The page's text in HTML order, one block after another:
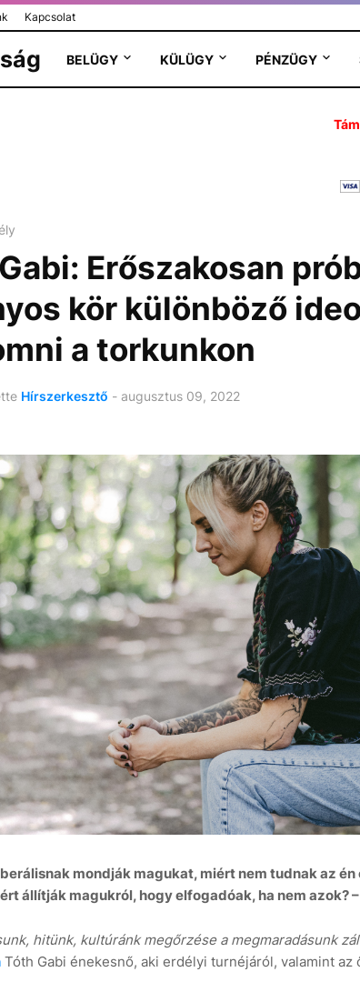
Kapcsolat
BELÜGY KÜLÜGY PÉNZÜGY
Erőszakosan
kör különböző
a torkunkon
Hírszerkesztő - augusztus 09, 2022
mondják magukat, miért nem tudnak az
állítják magukról, hogy elfogadóak, ha nem azok?
hitünk, kultúránk megőrzése a megmaradásunk
Tóth Gabi énekesnő, aki erdélyi turnéjáról, valamint az